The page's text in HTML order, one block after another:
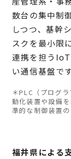
数台の集中制
しつつ、基幹
スクを最小限
連携を担う
い通信基盤です
＊PLC（プログ
動化装置や設備
準的な制御装置の
福井県による